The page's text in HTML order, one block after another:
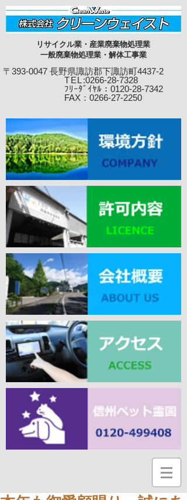
リサイクル業・産業廃棄物処理業
一般廃棄物処理業・解体工事業
〒393-0047 長野県諏訪郡下諏訪町4437-2
TEL :0266-28-7328
ﾌﾘｰﾀﾞｲﾔﾙ：0120-28-7342
​ FAX：0266-27-2250